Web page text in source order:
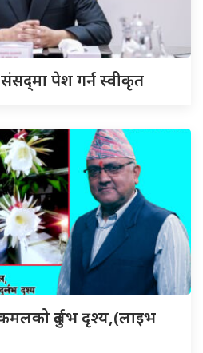
पेश गर्न स्वीकृत
दुर्लभ दृश्य,(लाइभ